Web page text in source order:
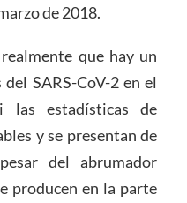
de 2018.
que hay un
SARS-CoV-2 en el
las estadísticas de
y se presentan de
del abrumador
producen en la parte